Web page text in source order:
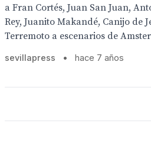
a Fran Cortés, Juan San Juan,
Rey, Juanito Makandé, Canijo de
Terremoto a escenarios de
sevillapress • hace 7 años